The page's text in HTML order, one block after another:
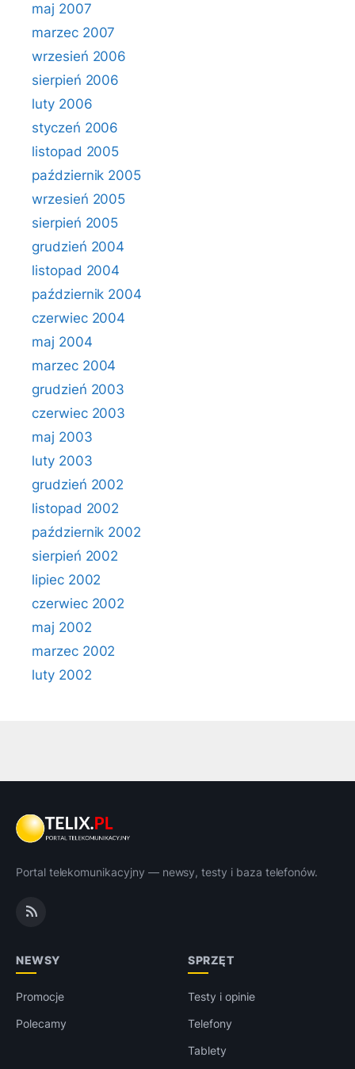
maj 2007
marzec 2007
wrzesień 2006
sierpień 2006
luty 2006
styczeń 2006
listopad 2005
październik 2005
wrzesień 2005
sierpień 2005
grudzień 2004
listopad 2004
październik 2004
czerwiec 2004
maj 2004
marzec 2004
grudzień 2003
czerwiec 2003
maj 2003
luty 2003
grudzień 2002
listopad 2002
październik 2002
sierpień 2002
lipiec 2002
czerwiec 2002
maj 2002
marzec 2002
luty 2002
Portal telekomunikacyjny — newsy, testy i baza telefonów.
NEWSY
Promocje
Polecamy
SPRZĘT
Testy i opinie
Telefony
Tablety